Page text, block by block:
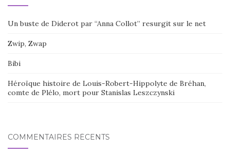
Un buste de Diderot par “Anna Collot” resurgit sur le net
Zwip, Zwap
Bibi
Héroïque histoire de Louis-Robert-Hippolyte de Bréhan,
comte de Plélo, mort pour Stanislas Leszczynski
COMMENTAIRES RÉCENTS